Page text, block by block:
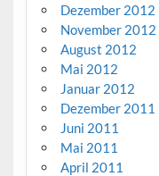
Dezember 2012
November 2012
August 2012
Mai 2012
Januar 2012
Dezember 2011
Juni 2011
Mai 2011
April 2011